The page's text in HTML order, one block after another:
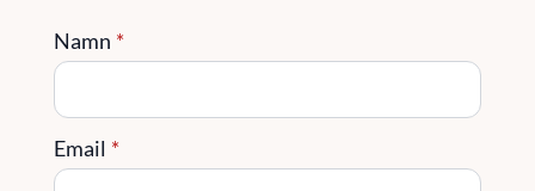
Namn *
Email *